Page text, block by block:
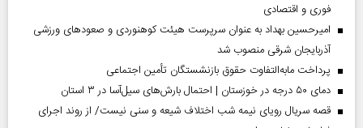
فوری و اقتصادی
امیرحسین بهداد به عنوان سرپرست هیئت کوهنوردی و صعودهای ورزشی
آذربایجان شرقی منصوب شد
پرداخت مابه‌التفاوت حقوق بازنشستگان تأمین اجتماعی
دمای ۵۰ درجه در خوزستان | احتمال بارش‌های سیل‌آسا در ۳ استان
قصه سریال رویای نیمه شب اختلاف شیعه و سنی نیست/ از روند اجرای